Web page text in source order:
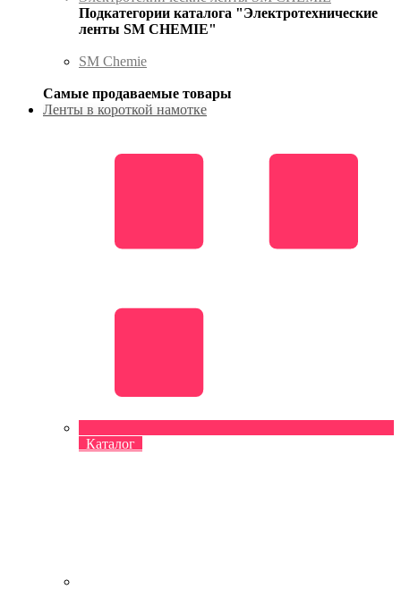
Подкатегории каталога "Электротехнические
ленты SM CHEMIE"
SM Chemie
Самые продаваемые товары
Ленты в короткой намотке
Каталог